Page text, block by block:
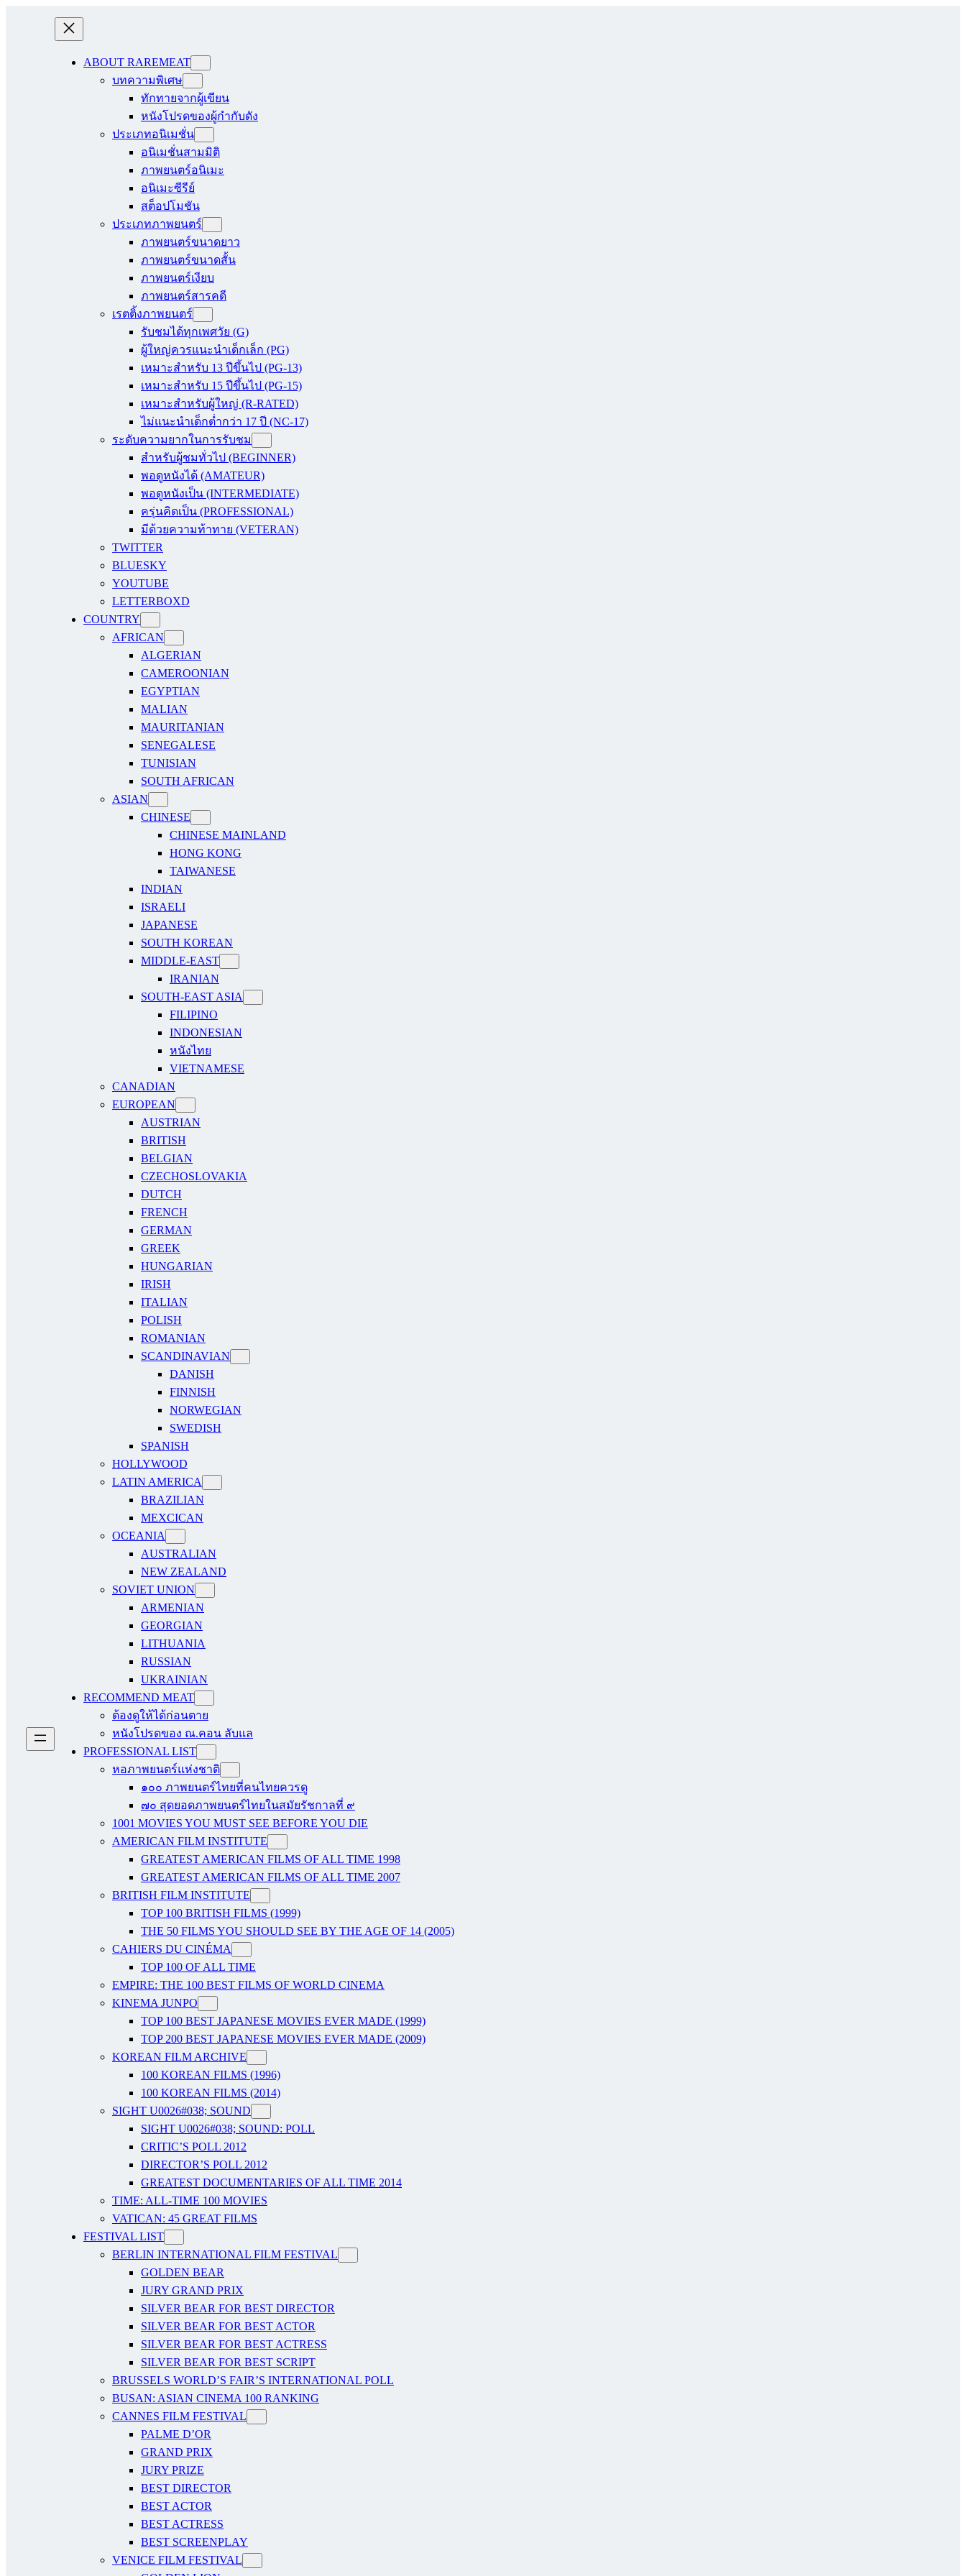
ABOUT RAREMEAT
บทความพิเศษ
ทักทายจากผู้เขียน
หนังโปรดของผู้กำกับดัง
ประเภทอนิเมชั่น
อนิเมชั่นสามมิติ
ภาพยนตร์อนิเมะ
อนิเมะซีรีย์
สต็อปโมชัน
ประเภทภาพยนตร์
ภาพยนตร์ขนาดยาว
ภาพยนตร์ขนาดสั้น
ภาพยนตร์เงียบ
ภาพยนตร์สารคดี
เรตติ้งภาพยนตร์
รับชมได้ทุกเพศวัย (G)
ผู้ใหญ่ควรแนะนำเด็กเล็ก (PG)
เหมาะสำหรับ 13 ปีขึ้นไป (PG-13)
เหมาะสำหรับ 15 ปีขึ้นไป (PG-15)
เหมาะสำหรับผู้ใหญ่ (R-RATED)
ไม่แนะนำเด็กต่ำกว่า 17 ปี (NC-17)
ระดับความยากในการรับชม
สำหรับผู้ชมทั่วไป (BEGINNER)
พอดูหนังได้ (AMATEUR)
พอดูหนังเป็น (INTERMEDIATE)
ครุ่นคิดเป็น (PROFESSIONAL)
มีด้วยความท้าทาย (VETERAN)
TWITTER
BLUESKY
YOUTUBE
LETTERBOXD
COUNTRY
AFRICAN
ALGERIAN
CAMEROONIAN
EGYPTIAN
MALIAN
MAURITANIAN
SENEGALESE
TUNISIAN
SOUTH AFRICAN
ASIAN
CHINESE
CHINESE MAINLAND
HONG KONG
TAIWANESE
INDIAN
ISRAELI
JAPANESE
SOUTH KOREAN
MIDDLE-EAST
IRANIAN
SOUTH-EAST ASIA
FILIPINO
INDONESIAN
หนังไทย
VIETNAMESE
CANADIAN
EUROPEAN
AUSTRIAN
BRITISH
BELGIAN
CZECHOSLOVAKIA
DUTCH
FRENCH
GERMAN
GREEK
HUNGARIAN
IRISH
ITALIAN
POLISH
ROMANIAN
SCANDINAVIAN
DANISH
FINNISH
NORWEGIAN
SWEDISH
SPANISH
HOLLYWOOD
LATIN AMERICA
BRAZILIAN
MEXCICAN
OCEANIA
AUSTRALIAN
NEW ZEALAND
SOVIET UNION
ARMENIAN
GEORGIAN
LITHUANIA
RUSSIAN
UKRAINIAN
RECOMMEND MEAT
ต้องดูให้ได้ก่อนตาย
หนังโปรดของ ณ.คอน ลับแล
PROFESSIONAL LIST
หอภาพยนตร์แห่งชาติ
๑๐๐ ภาพยนตร์ไทยที่คนไทยควรดู
๗๐ สุดยอดภาพยนตร์ไทยในสมัยรัชกาลที่ ๙
1001 MOVIES YOU MUST SEE BEFORE YOU DIE
AMERICAN FILM INSTITUTE
GREATEST AMERICAN FILMS OF ALL TIME 1998
GREATEST AMERICAN FILMS OF ALL TIME 2007
BRITISH FILM INSTITUTE
TOP 100 BRITISH FILMS (1999)
THE 50 FILMS YOU SHOULD SEE BY THE AGE OF 14 (2005)
CAHIERS DU CINÉMA
TOP 100 OF ALL TIME
EMPIRE: THE 100 BEST FILMS OF WORLD CINEMA
KINEMA JUNPO
TOP 100 BEST JAPANESE MOVIES EVER MADE (1999)
TOP 200 BEST JAPANESE MOVIES EVER MADE (2009)
KOREAN FILM ARCHIVE
100 KOREAN FILMS (1996)
100 KOREAN FILMS (2014)
SIGHT U0026#038; SOUND
SIGHT U0026#038; SOUND: POLL
CRITIC’S POLL 2012
DIRECTOR’S POLL 2012
GREATEST DOCUMENTARIES OF ALL TIME 2014
TIME: ALL-TIME 100 MOVIES
VATICAN: 45 GREAT FILMS
FESTIVAL LIST
BERLIN INTERNATIONAL FILM FESTIVAL
GOLDEN BEAR
JURY GRAND PRIX
SILVER BEAR FOR BEST DIRECTOR
SILVER BEAR FOR BEST ACTOR
SILVER BEAR FOR BEST ACTRESS
SILVER BEAR FOR BEST SCRIPT
BRUSSELS WORLD’S FAIR’S INTERNATIONAL POLL
BUSAN: ASIAN CINEMA 100 RANKING
CANNES FILM FESTIVAL
PALME D’OR
GRAND PRIX
JURY PRIZE
BEST DIRECTOR
BEST ACTOR
BEST ACTRESS
BEST SCREENPLAY
VENICE FILM FESTIVAL